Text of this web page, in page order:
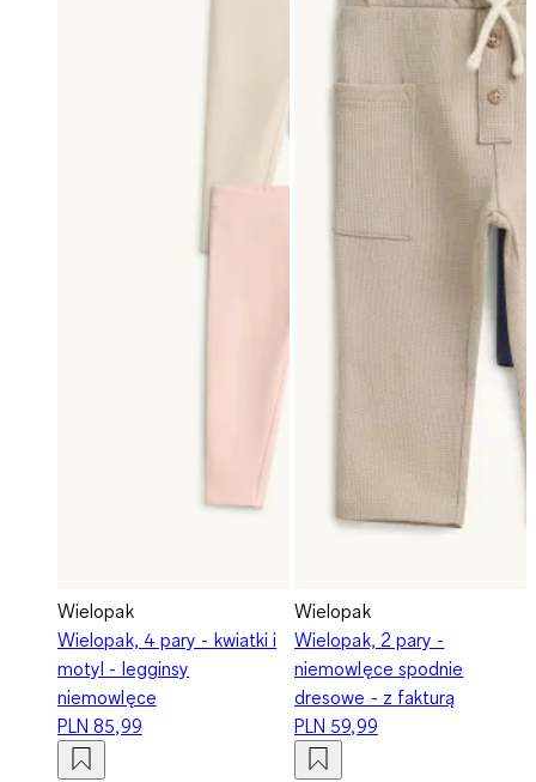
Wielopak
Wielopak, 4 pary - kwiatki i
motyl - legginsy
niemowlęce
PLN 85,99
Wielopak
Wielopak, 2 pary -
niemowlęce spodnie
dresowe - z fakturą
PLN 59,99